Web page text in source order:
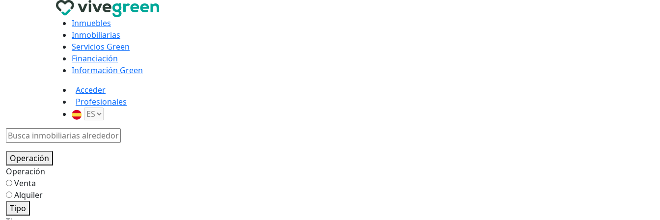
Inmuebles
Inmobiliarias
Servicios Green
Financiación
Información Green
Acceder
Profesionales
Operación
Operación
Venta
Alquiler
Tipo